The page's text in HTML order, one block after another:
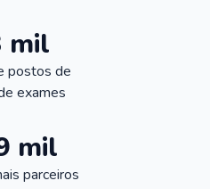
mil
postos de
exames
mil
parceiros